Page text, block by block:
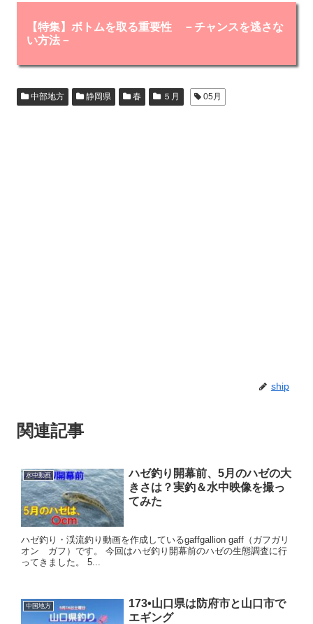
【特集】ボトムを取る重要性 －チャンスを逃さな
い方法－
中部地方 静岡県 春 ５月 05月
ship
関連記事
水中動画
ハゼ釣り開幕前、5月のハゼの大
きさは？実釣＆水中映像を撮っ
てみた
ハゼ釣り・渓流釣り動画を作成しているgaffgallion gaff（ガフガリ
オン ガフ）です。 今回はハゼ釣り開幕前のハゼの生態調査に行
ってきました。 5...
中国地方
173•山口県は防府市と山口市で
エギング